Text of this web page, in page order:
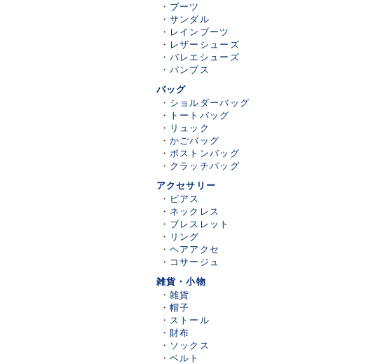
・ ブーツ
・ サンダル
・ レインブーツ
・ レザーシューズ
・ バレエシューズ
・ パンプス
バッグ
・ ショルダーバッグ
・
トートバッグ
・ リュック
・ かごバッグ
・ ボストンバッグ
・ クラッチバッグ
アクセサリー
・ ピアス
・ ネックレス
・ ブレスレット
・ リング
・ ヘアアクセ
・ コサージュ
雑貨・小物
・ 雑貨
・ 帽子
・ ストール
・ 財布
・ ソックス
・ ベルト